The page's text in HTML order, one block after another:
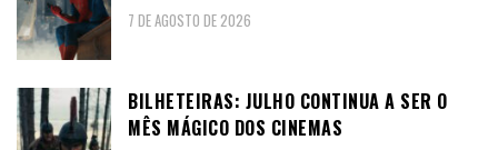
7 DE AGOSTO DE 2026
BILHETEIRAS: JULHO CONTINUA A SER O
MÊS MÁGICO DOS CINEMAS